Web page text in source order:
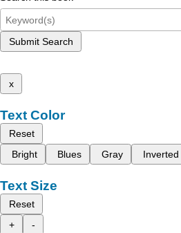
Submit Search
x
Text Color
Reset
Bright
Blues Gray Inverted
Text Size
Reset
+
-